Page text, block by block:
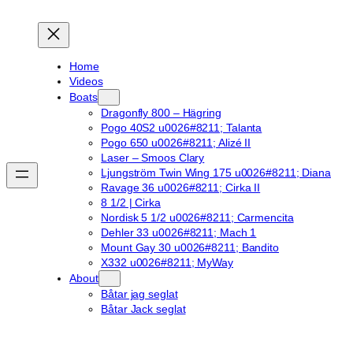
Home
Videos
Boats
Dragonfly 800 – Hägring
Pogo 40S2 u0026#8211; Talanta
Pogo 650 u0026#8211; Alizé II
Laser – Smoos Clary
Ljungström Twin Wing 175 u0026#8211; Diana
Ravage 36 u0026#8211; Cirka II
8 1/2 | Cirka
Nordisk 5 1/2 u0026#8211; Carmencita
Dehler 33 u0026#8211; Mach 1
Mount Gay 30 u0026#8211; Bandito
X332 u0026#8211; MyWay
About
Båtar jag seglat
Båtar Jack seglat